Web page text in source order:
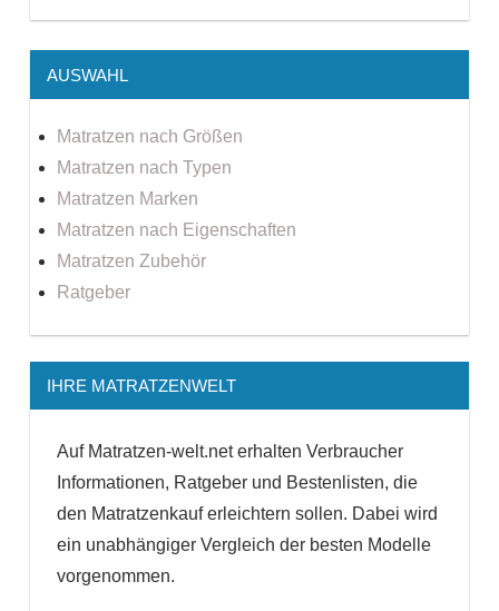
AUSWAHL
Matratzen nach Größen
Matratzen nach Typen
Matratzen Marken
Matratzen nach Eigenschaften
Matratzen Zubehör
Ratgeber
IHRE MATRATZENWELT
Auf Matratzen-welt.net erhalten Verbraucher
Informationen, Ratgeber und Bestenlisten, die
den Matratzenkauf erleichtern sollen. Dabei wird
ein unabhängiger Vergleich der besten Modelle
vorgenommen.